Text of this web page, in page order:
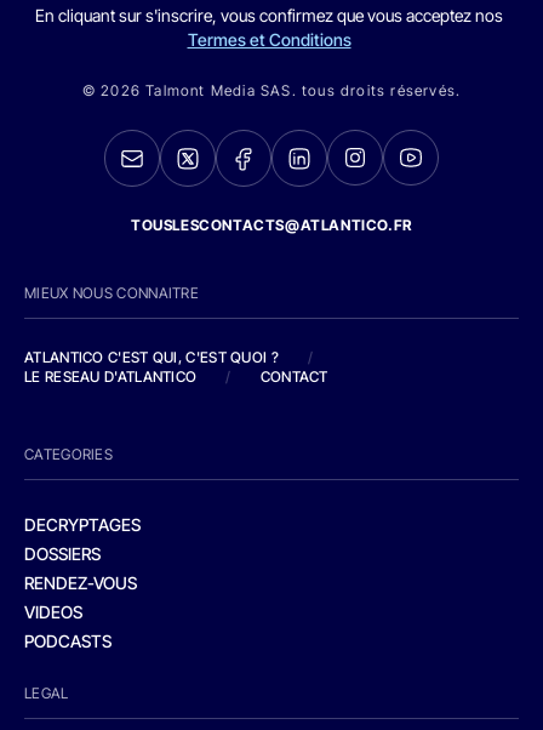
En cliquant sur s'inscrire, vous confirmez que vous acceptez nos
Termes et Conditions
© 2026 Talmont Media SAS. tous droits réservés.
TOUSLESCONTACTS@ATLANTICO.FR
MIEUX NOUS CONNAITRE
ATLANTICO C'EST QUI, C'EST QUOI ?
/
LE RESEAU D'ATLANTICO
/ CONTACT
CATEGORIES
DECRYPTAGES
DOSSIERS
RENDEZ-VOUS
VIDEOS
PODCASTS
LEGAL